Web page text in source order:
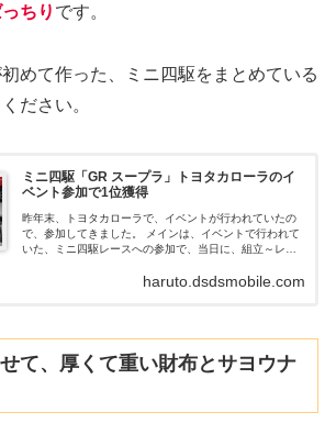
ちり です。
めて作った、ミニ四駆をまとめている
ださい。
ミニ四駆「GR スープラ」トヨタカローラのイ
ベント参加で1位獲得
昨年末、トヨタカローラで、イベントが行われていたの
で、参加してきました。 メインは、イベントで行われて
いた、ミニ四駆レースへの参加で、当日に、組立～レー
ラが用意してあって、トヨタらしく、スープラと、ヤリ
haruto.dsdsmobile.com
て、厚くて重い財布とサヨウナ